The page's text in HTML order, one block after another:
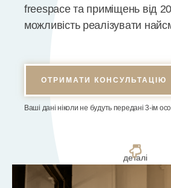
freespace та приміщень від
можливість реалізувати
ОТРИМАТИ КОНСУЛЬТАЦІЮ
Ваші дані ніколи не будуть передані 3-ім
деталі